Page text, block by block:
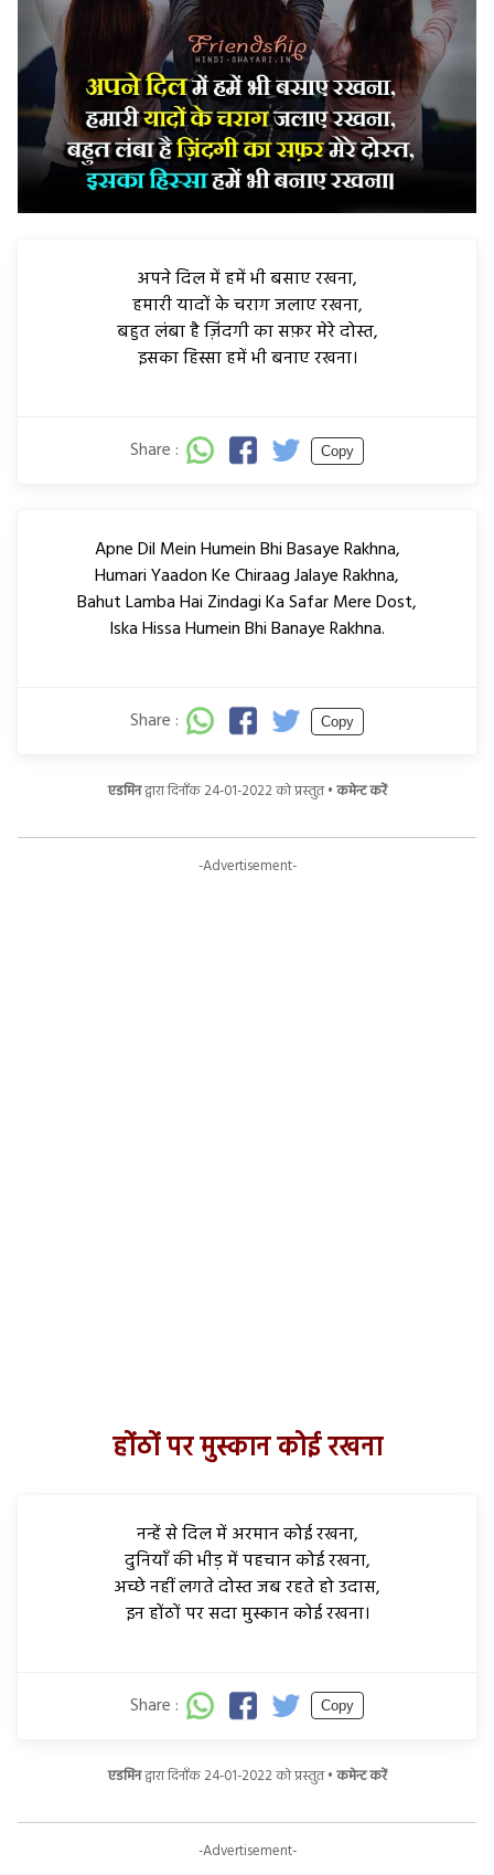
अपने दिल में हमें भी बसाए रखना,
हमारी यादों के चराग जलाए रखना,
बहुत लंबा है ज़िंदगी का सफ़र मेरे दोस्त,
इसका हिस्सा हमें भी बनाए रखना।
Share : Copy
Apne Dil Mein Humein Bhi Basaye Rakhna,
Humari Yaadon Ke Chiraag Jalaye Rakhna,
Bahut Lamba Hai Zindagi Ka Safar Mere Dost,
Iska Hissa Humein Bhi Banaye Rakhna.
Share : Copy
एडमिनद्वारा दिनाँक 24-01-2022 को प्रस्तुत •कमेन्ट करें
-Advertisement-
होंठों पर मुस्कान कोई रखना
नन्हें से दिल में अरमान कोई रखना,
दुनियाँ की भीड़ में पहचान कोई रखना,
अच्छे नहीं लगते दोस्त जब रहते हो उदास,
इन होंठों पर सदा मुस्कान कोई रखना।
Share : Copy
एडमिनद्वारा दिनाँक 24-01-2022 को प्रस्तुत •कमेन्ट करें
-Advertisement-